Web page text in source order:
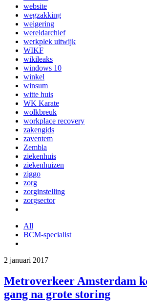
website
wegzakking
weigering
wereldarchief
werkplek uitwijk
WIKF
wikileaks
windows 10
winkel
winsum
witte huis
WK Karate
wolkbreuk
workplace recovery
zakengids
zaventem
Zembla
ziekenhuis
ziekenhuizen
ziggo
zorg
zorginstelling
zorgsector
All
BCM-specialist
2 januari 2017
Metroverkeer Amsterdam
gang na grote storing